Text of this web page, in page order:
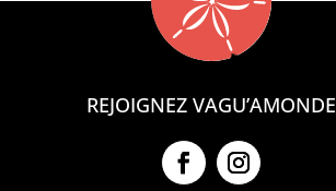
REJOIGNEZ VAGU’AMONDE